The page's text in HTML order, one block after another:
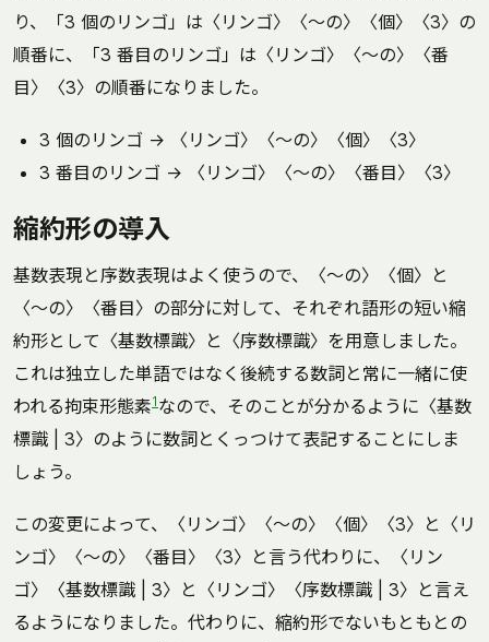
り、「3 個のリンゴ」は〈リンゴ〉〈～の〉〈個〉〈3〉の
順番に、「3 番目のリンゴ」は〈リンゴ〉〈～の〉〈番
目〉〈3〉の順番になりました。
3 個のリンゴ → 〈リンゴ〉〈～の〉〈個〉〈3〉
3 番目のリンゴ → 〈リンゴ〉〈～の〉〈番目〉〈3〉
縮約形の導入
基数表現と序数表現はよく使うので、〈～の〉〈個〉と
〈～の〉〈番目〉の部分に対して、それぞれ語形の短い縮
約形として〈基数標識〉と〈序数標識〉を用意しました。
これは独立した単語ではなく後続する数詞と常に一緒に使
われる拘束形態素1 なので、そのことが分かるように〈基数
標識 | 3〉のように数詞とくっつけて表記することにしま
しょう。
この変更によって、〈リンゴ〉〈～の〉〈個〉〈3〉と〈リ
ンゴ〉〈～の〉〈番目〉〈3〉と言う代わりに、〈リン
ゴ〉〈基数標識 | 3〉と〈リンゴ〉〈序数標識 | 3〉と言え
るようになりました。代わりに、縮約形でないもともとの